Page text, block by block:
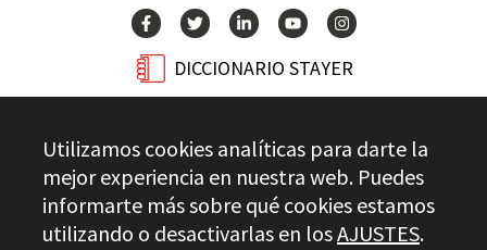
DICCIONARIO STAYER
CONTACTO
Stayer.es © 2026
Utilizamos cookies analíticas para darte la
mejor experiencia en nuestra web. Puedes
informarte más sobre qué cookies estamos
utilizando o desactivarlas en losAJUSTES.